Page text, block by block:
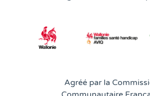
Agréé par la